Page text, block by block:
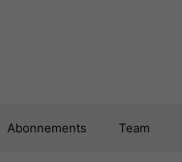
Abonnements Team